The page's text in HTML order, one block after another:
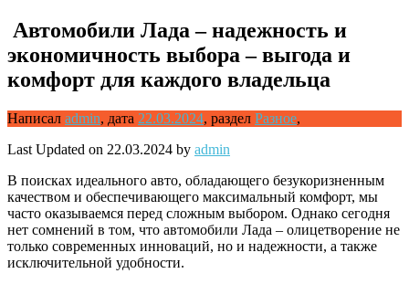
Автомобили Лада – надежность и
экономичность выбора – выгода и
комфорт для каждого владельца
Написал admin, дата 22.03.2024, раздел Разное,
Last Updated on 22.03.2024 by admin
В поисках идеального авто, обладающего безукоризненным
качеством и обеспечивающего максимальный комфорт, мы
часто оказываемся перед сложным выбором. Однако сегодня
нет сомнений в том, что автомобили Лада – олицетворение не
только современных инноваций, но и надежности, а также
исключительной удобности.